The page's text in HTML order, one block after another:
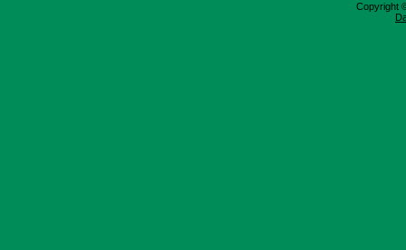
Copyright